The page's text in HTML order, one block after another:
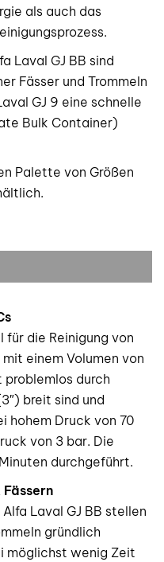
als auch das
Laval GJ BB sind
Fässer und Trommeln
GJ 9 eine schnelle
Bulk Container)
Palette von Größen
für die Reinigung von
einem Volumen von
problemlos durch
breit sind und
Druck von 70
von 3 bar. Die
durchgeführt.
Fässern
Laval GJ BB stellen
gründlich
möglichst wenig Zeit